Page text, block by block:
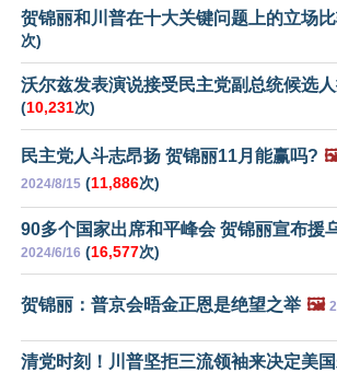
贺锦丽和川普在十大关键问题上的立场
次)
沃尔兹发表演说接受民主党副总统候选
(10,231次)
民主党人斗志昂扬 贺锦丽11月能赢吗?
2024/8/15 (11,886次)
90多个国家出席和平峰会 贺锦丽宣布援
2024/6/16 (16,577次)
贺锦丽：普京会晤金正恩是绝望之举 🖼️
清党时刻！川普坚拒三流领袖来决定美